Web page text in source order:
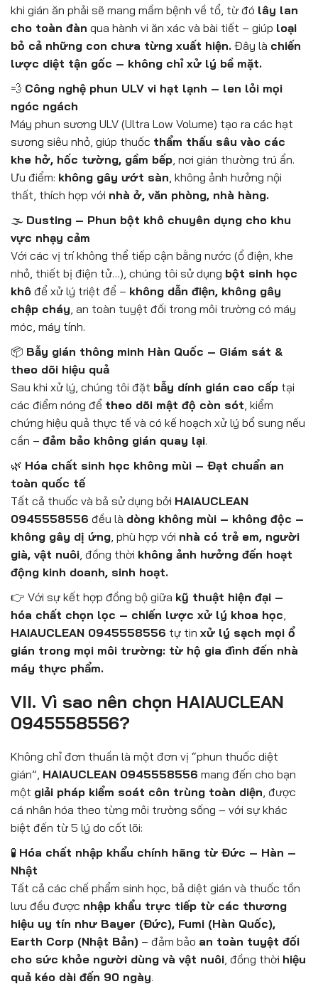
khi gián ăn phải sẽ mang mầm bệnh về tổ, từ đó lây lan
cho toàn đàn qua hành vi ăn xác và bài tiết – giúp loại
bỏ cả những con chưa từng xuất hiện. Đây là chiến
lược diệt tận gốc – không chỉ xử lý bề mặt.
💨 Công nghệ phun ULV vi hạt lạnh – len lỏi mọi
ngóc ngách
Máy phun sương ULV (Ultra Low Volume) tạo ra các hạt
sương siêu nhỏ, giúp thuốc thẩm thấu sâu vào các
khe hở, hốc tường, gầm bếp , nơi gián thường trú ẩn.
Ưu điểm: không gây ướt sàn , không ảnh hưởng nội
thất, thích hợp với nhà ở, văn phòng, nhà hàng.
🌫️ Dusting – Phun bột khô chuyên dụng cho khu
vực nhạy cảm
Với các vị trí không thể tiếp cận bằng nước (ổ điện, khe
nhỏ, thiết bị điện tử…), chúng tôi sử dụng bột sinh học
khô để xử lý triệt để – không dẫn điện, không gây
chập cháy , an toàn tuyệt đối trong môi trường có máy
móc, máy tính.
📦 Bẫy gián thông minh Hàn Quốc – Giám sát &
theo dõi hiệu quả
Sau khi xử lý, chúng tôi đặt bẫy dính gián cao cấp tại
các điểm nóng để theo dõi mật độ còn sót , kiểm
chứng hiệu quả thực tế và có kế hoạch xử lý bổ sung nếu
cần – đảm bảo không gián quay lại.
🌿 Hóa chất sinh học không mùi – Đạt chuẩn an
toàn quốc tế
Tất cả thuốc và bả sử dụng bởi HAIAUCLEAN
0945558556 đều là dòng không mùi – không độc –
không gây dị ứng , phù hợp với nhà có trẻ em, người
già, vật nuôi , đồng thời không ảnh hưởng đến hoạt
động kinh doanh, sinh hoạt.
👉 Với sự kết hợp đồng bộ giữa kỹ thuật hiện đại –
hóa chất chọn lọc – chiến lược xử lý khoa học
HAIAUCLEAN 0945558556 tự tin xử lý sạch mọi ổ
gián trong mọi môi trường: từ hộ gia đình đến nhà
máy thực phẩm.
VII. Vì sao nên chọn HAIAUCLEAN
0945558556?
Không chỉ đơn thuần là một đơn vị “phun thuốc diệt
gián”, HAIAUCLEAN 0945558556 mang đến cho bạn
một giải pháp kiểm soát côn trùng toàn diện, được
cá nhân hóa theo từng môi trường sống – với sự khác
biệt đến từ 5 lý do cốt lõi:
🧪 Hóa chất nhập khẩu chính hãng từ Đức – Hàn –
Nhật
Tất cả các chế phẩm sinh học, bả diệt gián và thuốc tồn
lưu đều được nhập khẩu trực tiếp từ các thương
hiệu uy tín như Bayer (Đức), Fumi (Hàn Quốc),
Earth Corp (Nhật Bản) – đảm bảo an toàn tuyệt đối
cho sức khỏe người dùng và vật nuôi, đồng thời hiệu
quả kéo dài đến 90 ngày.